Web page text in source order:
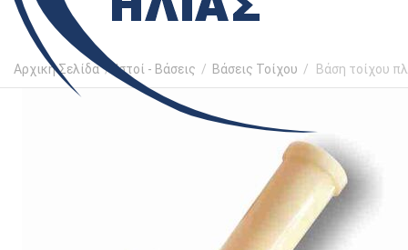
Αρχική Σελίδα / Ιστοί - Βάσεις / Βάσεις Τοίχου / Βάση τοίχου